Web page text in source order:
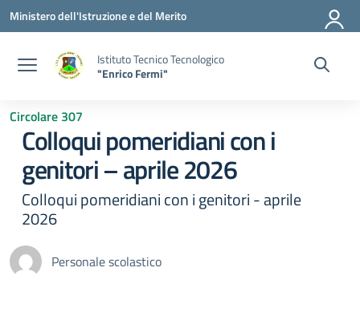
Vai ai contenuti
Vai al menu di navigazione
Vai al footer
Ministero dell'Istruzione e del Merito
Istituto Tecnico Tecnologico
"Enrico Fermi"
Circolare 307
Colloqui pomeridiani con i
genitori – aprile 2026
Colloqui pomeridiani con i genitori - aprile
2026
Personale scolastico